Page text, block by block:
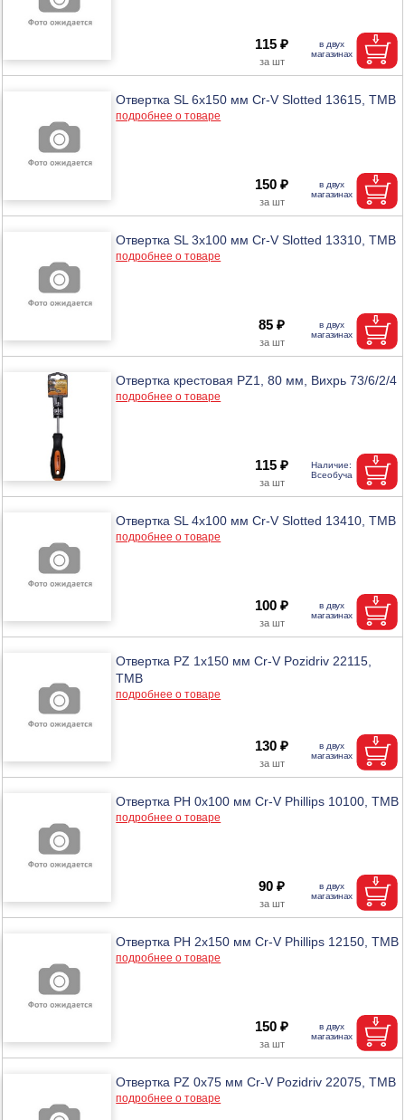
115 ₽
Отвертка SL 6х150 мм Cr-V Slotted 13615, ТМВ
подробнее о товаре
150 ₽
Отвертка SL 3х100 мм Cr-V Slotted 13310, ТМВ
подробнее о товаре
85 ₽
Отвертка крестовая PZ1, 80 мм, Вихрь 73/6/2/4
подробнее о товаре
115 ₽
Отвертка SL 4х100 мм Cr-V Slotted 13410, ТМВ
подробнее о товаре
100 ₽
Отвертка PZ 1х150 мм Cr-V Pozidriv 22115,
ТМВ
подробнее о товаре
130 ₽
Отвертка PH 0х100 мм Cr-V Phillips 10100, ТМВ
подробнее о товаре
90 ₽
Отвертка PH 2х150 мм Cr-V Phillips 12150, ТМВ
подробнее о товаре
150 ₽
Отвертка PZ 0х75 мм Cr-V Pozidriv 22075, ТМВ
подробнее о товаре